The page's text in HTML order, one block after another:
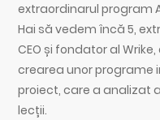
extraordinarul program
Hai să vedem încă 5,
CEO și fondator al
crearea unor
proiect, care a analizat
lecții.